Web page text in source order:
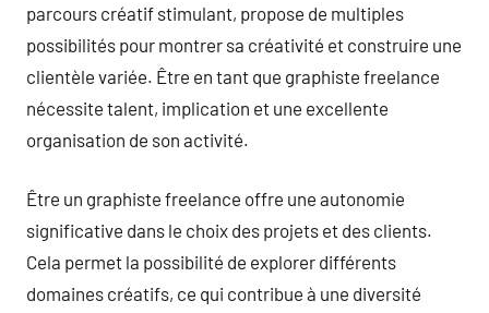
parcours créatif stimulant, propose de multiples
possibilités pour montrer sa créativité et construire une
clientèle variée. Être en tant que graphiste freelance
nécessite talent, implication et une excellente
organisation de son activité.
Être un graphiste freelance offre une autonomie
significative dans le choix des projets et des clients.
Cela permet la possibilité de explorer différents
domaines créatifs, ce qui contribue à une diversité